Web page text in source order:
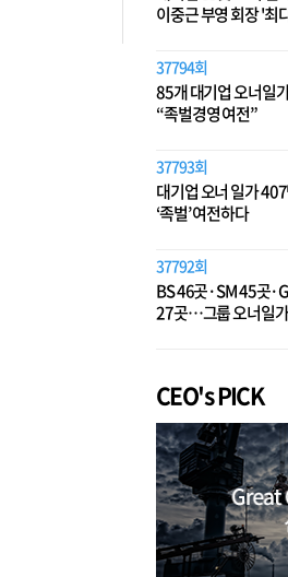
이중근 부영 회장 '최
37794회
85개 대기업 오너일
“족벌경영 여전”
37793회
대기업 오너 일가
‘족벌’ 여전하다
37792회
BS 46곳·SM 45곳
27곳…그룹 오너일
CEO's PICK